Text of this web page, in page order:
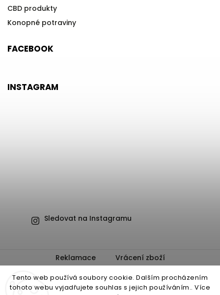
Tento web používá soubory cookie. Dalším procházením
tohoto webu vyjadřujete souhlas s jejich používáním.. Více
CBD produkty
Konopné potraviny
FACEBOOK
INSTAGRAM
Sledovat na Instagramu
Reklamace
Vrácení zboží
Obchodní podmínky
Ochrana osobních údajů